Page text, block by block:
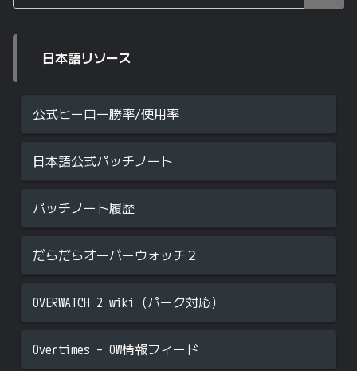
日本語リソース
公式ヒーロー勝率/使用率
日本語公式パッチノート
パッチノート履歴
だらだらオーバーウォッチ２
OVERWATCH 2 wiki（パーク対応）
Overtimes – OW情報フィード